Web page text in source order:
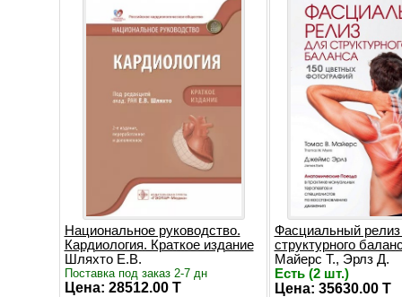
Национальное руководство.
Кардиология. Краткое издание
Шляхто Е.В.
Поставка под заказ 2-7 дн
Цена: 28512.00 T
Фасциальный
структурного
Майерс Т., Эрлз Д.
Есть (2 шт.)
Цена: 35630.00 T